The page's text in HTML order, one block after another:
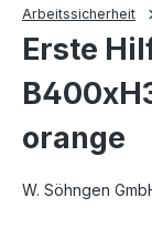
Arbeitssicherheit
Erste
orange
W. Söhngen